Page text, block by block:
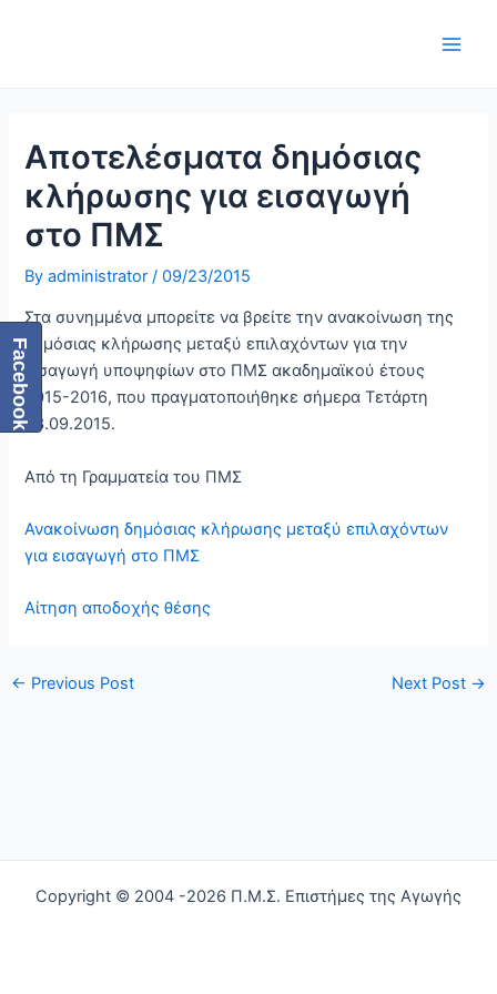
Αποτελέσματα δημόσιας
κλήρωσης για εισαγωγή
στο ΠΜΣ
Byadministrator/09/23/2015
Στα συνημμένα μπορείτε να βρείτε την ανακοίνωση της
δημόσιας κλήρωσης μεταξύ επιλαχόντων για την
εισαγωγή υποψηφίων στο ΠΜΣ ακαδημαϊκού έτους
2015-2016, που πραγματοποιήθηκε σήμερα Τετάρτη
23.09.2015.
Από τη Γραμματεία του ΠΜΣ
Ανακοίνωση δημόσιας κλήρωσης μεταξύ επιλαχόντων
για εισαγωγή στο ΠΜΣ
Αίτηση αποδοχής θέσης
← Previous Post Next Post →
Copyright © 2004 -2026 Π.Μ.Σ. Επιστήμες της Αγωγής
Facebook